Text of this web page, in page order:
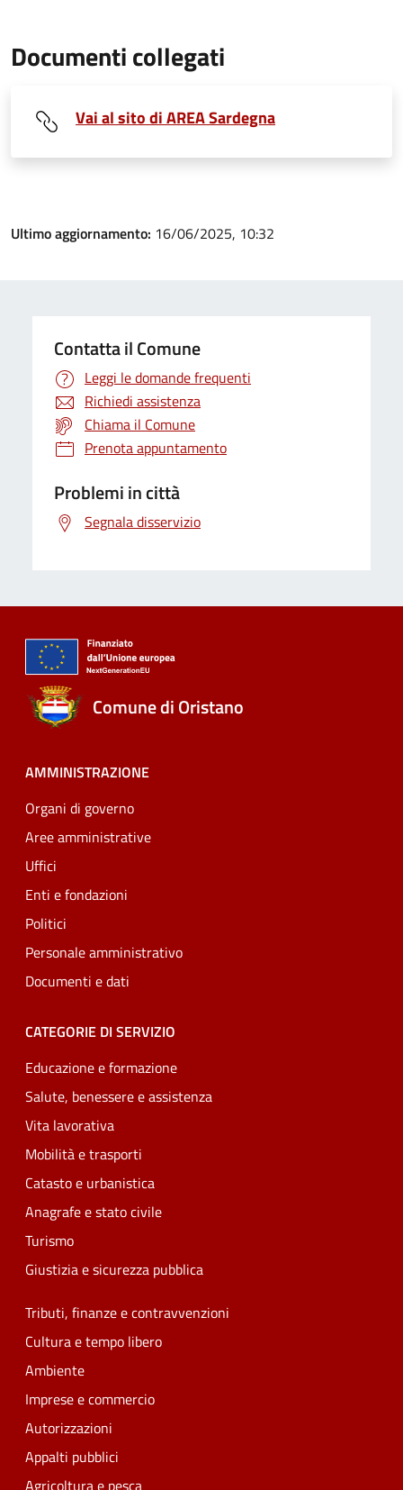
Documenti collegati
Vai al sito di AREA Sardegna
Ultimo aggiornamento: 16/06/2025, 10:32
Contatta il Comune
Leggi le domande frequenti
Richiedi assistenza
Chiama il Comune
Prenota appuntamento
Problemi in città
Segnala disservizio
Comune di Oristano
AMMINISTRAZIONE
Organi di governo
Aree amministrative
Uffici
Enti e fondazioni
Politici
Personale amministrativo
Documenti e dati
CATEGORIE DI SERVIZIO
Educazione e formazione
Salute, benessere e assistenza
Vita lavorativa
Mobilità e trasporti
Catasto e urbanistica
Anagrafe e stato civile
Turismo
Giustizia e sicurezza pubblica
Tributi, finanze e contravvenzioni
Cultura e tempo libero
Ambiente
Imprese e commercio
Autorizzazioni
Appalti pubblici
Agricoltura e pesca